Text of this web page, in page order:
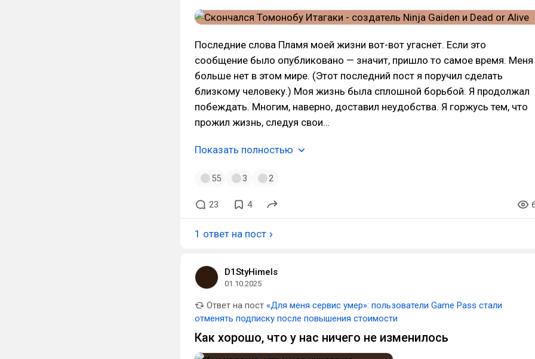
Последние слова Пламя моей жизни вот-вот угаснет. Если это
сообщение было опубликовано — значит, пришло то самое время. Меня
больше нет в этом мире. (Этот последний пост я поручил сделать
близкому человеку.) Моя жизнь была сплошной борьбой. Я продолжал
побеждать. Многим, наверно, доставил неудобства. Я горжусь тем, что
прожил жизнь, следуя свои…
Показать полностью
55 3 2
23 4
1 ответ на пост
D1StyHimels
01.10.2025
Ответ на пост «Для меня сервис умер»: пользователи Game Pass стали
отменять подписку после повышения стоимости
Как хорошо, что у нас ничего не изменилось